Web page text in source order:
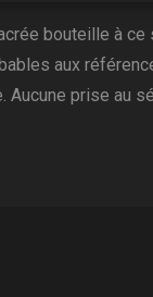
bouteille à
aux
prise au